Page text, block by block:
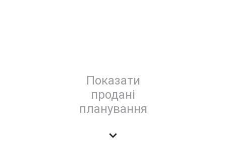
Показати
продані
планування
